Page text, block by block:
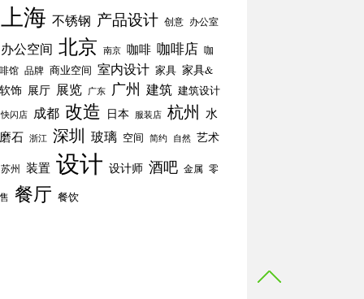
上海 不锈钢 产品设计 创意 办公室
办公空间 北京 南京 咖啡 咖啡店 咖
馆 品牌 商业空间 室内设计 家具 家具&
饰 展厅 展览 广东 广州 建筑 建筑设计
快闪店 成都 改造 日本 服装店 杭州 水
石 浙江 深圳 玻璃 空间 简约 自然 艺术
苏州 装置 设计 设计师 酒吧 金属 零
餐厅 餐饮